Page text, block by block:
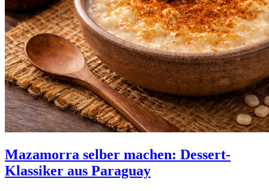
Mazamorra selber machen: Dessert-
Klassiker aus Paraguay